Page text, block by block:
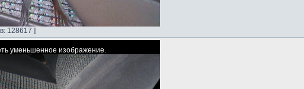
128617 ]
уменьшенное изображение.